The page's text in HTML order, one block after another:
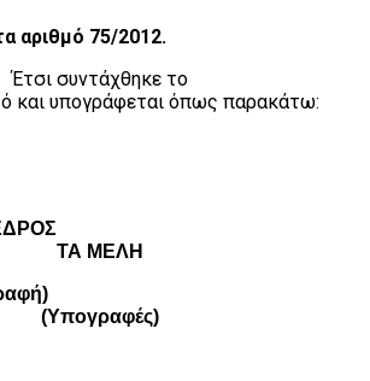
αριθμό 75/2012.
Έτσι συντάχθηκε το
και υπογράφεται όπως παρακάτω:
ΤΑ ΜΕΛΗ
(Υπογραφές)